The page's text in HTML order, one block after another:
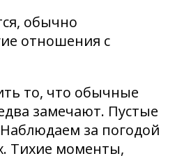
обычно
отношения с
то, что обычные
замечают. Пустые
за погодой
Тихие моменты,